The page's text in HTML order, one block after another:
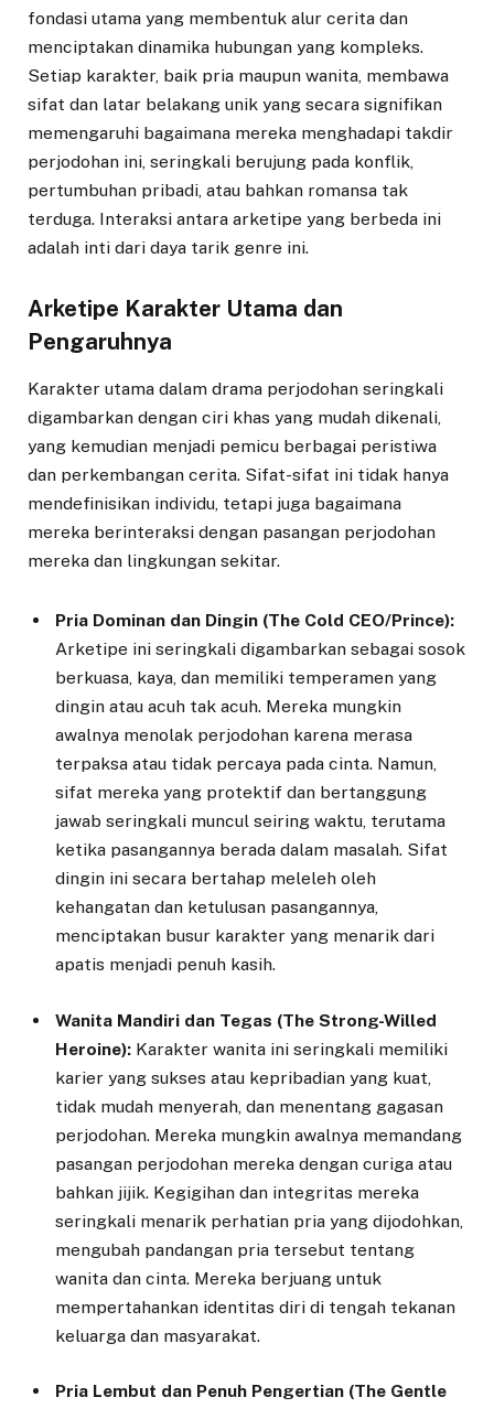
fondasi utama yang membentuk alur cerita dan
menciptakan dinamika hubungan yang kompleks.
Setiap karakter, baik pria maupun wanita, membawa
sifat dan latar belakang unik yang secara signifikan
memengaruhi bagaimana mereka menghadapi takdir
perjodohan ini, seringkali berujung pada konflik,
pertumbuhan pribadi, atau bahkan romansa tak
terduga. Interaksi antara arketipe yang berbeda ini
adalah inti dari daya tarik genre ini.
Arketipe Karakter Utama dan
Pengaruhnya
Karakter utama dalam drama perjodohan seringkali
digambarkan dengan ciri khas yang mudah dikenali,
yang kemudian menjadi pemicu berbagai peristiwa
dan perkembangan cerita. Sifat-sifat ini tidak hanya
mendefinisikan individu, tetapi juga bagaimana
mereka berinteraksi dengan pasangan perjodohan
mereka dan lingkungan sekitar.
Pria Dominan dan Dingin (The Cold CEO/Prince):
Arketipe ini seringkali digambarkan sebagai sosok
berkuasa, kaya, dan memiliki temperamen yang
dingin atau acuh tak acuh. Mereka mungkin
awalnya menolak perjodohan karena merasa
terpaksa atau tidak percaya pada cinta. Namun,
sifat mereka yang protektif dan bertanggung
jawab seringkali muncul seiring waktu, terutama
ketika pasangannya berada dalam masalah. Sifat
dingin ini secara bertahap meleleh oleh
kehangatan dan ketulusan pasangannya,
menciptakan busur karakter yang menarik dari
apatis menjadi penuh kasih.
Wanita Mandiri dan Tegas (The Strong-Willed
Heroine): Karakter wanita ini seringkali memiliki
karier yang sukses atau kepribadian yang kuat,
tidak mudah menyerah, dan menentang gagasan
perjodohan. Mereka mungkin awalnya memandang
pasangan perjodohan mereka dengan curiga atau
bahkan jijik. Kegigihan dan integritas mereka
seringkali menarik perhatian pria yang dijodohkan,
mengubah pandangan pria tersebut tentang
wanita dan cinta. Mereka berjuang untuk
mempertahankan identitas diri di tengah tekanan
keluarga dan masyarakat.
Pria Lembut dan Penuh Pengertian (The Gentle